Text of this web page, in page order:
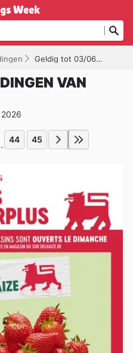
Geldig tot 03/06/2026
VAN
44 45